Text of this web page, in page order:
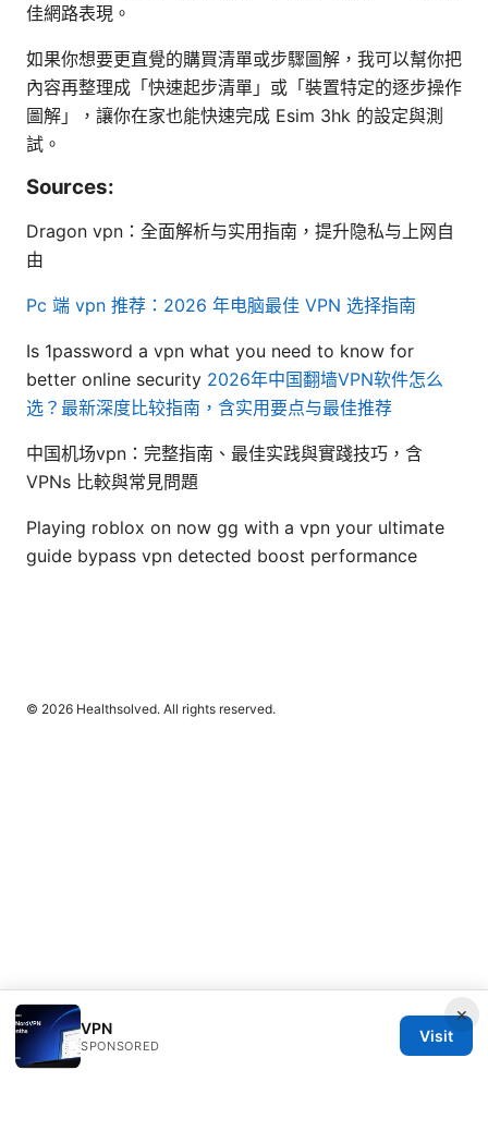
佳網路表現。
如果你想要更直覺的購買清單或步驟圖解，我可以幫你把
內容再整理成「快速起步清單」或「裝置特定的逐步操作
圖解」，讓你在家也能快速完成 Esim 3hk 的設定與測
試。
Sources:
Dragon vpn：全面解析与实用指南，提升隐私与上网自
由
Pc 端 vpn 推荐：2026 年电脑最佳 VPN 选择指南
Is 1password a vpn what you need to know for
better online security 2026年中国翻墙VPN软件怎么
选？最新深度比较指南，含实用要点与最佳推荐
中国机场vpn：完整指南、最佳实践與實踐技巧，含
VPNs 比較與常見問題
Playing roblox on now gg with a vpn your ultimate
guide bypass vpn detected boost performance
×
VPN
SPONSORED
Visit
© 2026 Healthsolved. All rights reserved.